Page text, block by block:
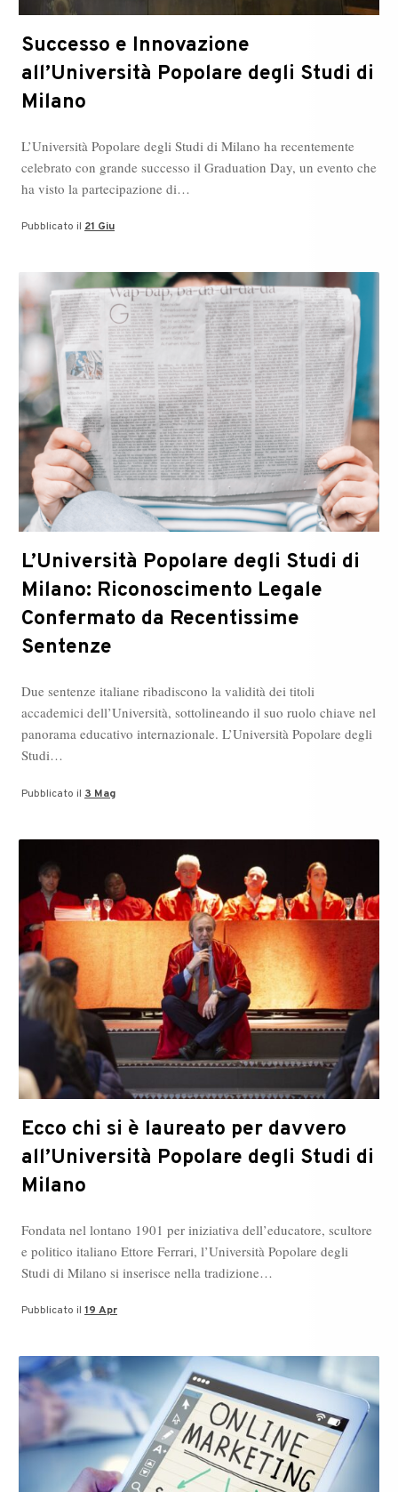
Successo e Innovazione
all’Università Popolare degli Studi di
Milano
L’Università Popolare degli Studi di Milano ha recentemente
celebrato con grande successo il Graduation Day, un evento che
ha visto la partecipazione di…
Pubblicato il 21 Giu
L’Università Popolare degli Studi di
Milano: Riconoscimento Legale
Confermato da Recentissime
Sentenze
Due sentenze italiane ribadiscono la validità dei titoli
accademici dell’Università, sottolineando il suo ruolo chiave nel
panorama educativo internazionale. L’Università Popolare degli
Studi…
Pubblicato il 3 Mag
Ecco chi si è laureato per davvero
all’Università Popolare degli Studi di
Milano
Fondata nel lontano 1901 per iniziativa dell’educatore, scultore
e politico italiano Ettore Ferrari, l’Università Popolare degli
Studi di Milano si inserisce nella tradizione…
Pubblicato il 19 Apr